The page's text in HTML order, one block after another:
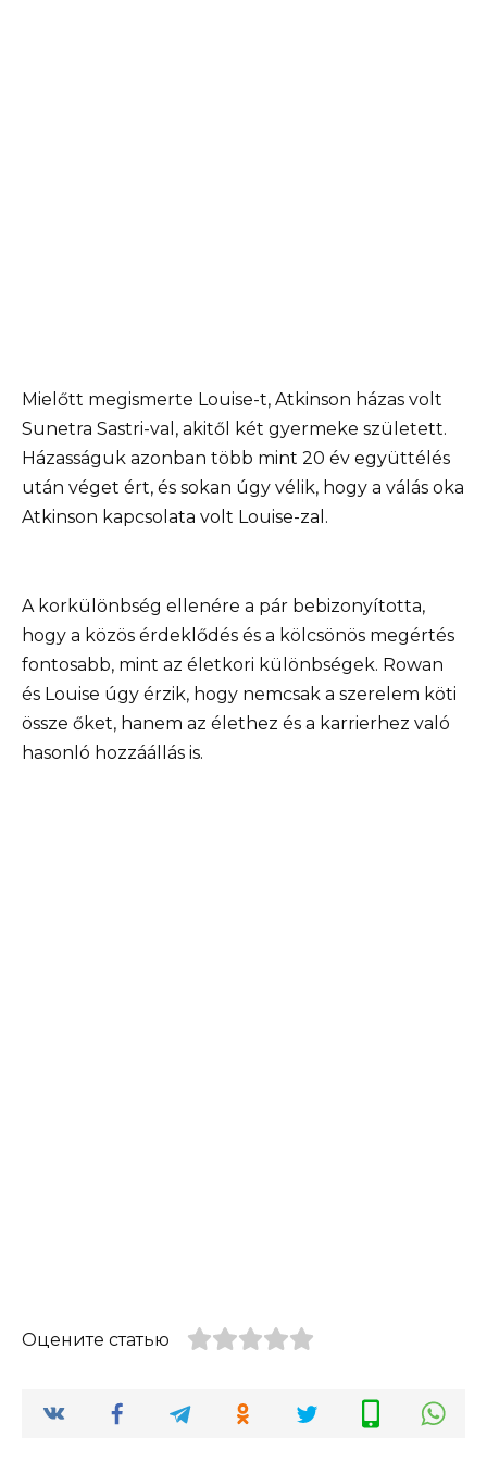
Mielőtt megismerte Louise-t, Atkinson házas volt
Sunetra Sastri-val, akitől két gyermeke született.
Házasságuk azonban több mint 20 év együttélés
után véget ért, és sokan úgy vélik, hogy a válás oka
Atkinson kapcsolata volt Louise-zal.
A korkülönbség ellenére a pár bebizonyította,
hogy a közös érdeklődés és a kölcsönös megértés
fontosabb, mint az életkori különbségek. Rowan
és Louise úgy érzik, hogy nemcsak a szerelem köti
össze őket, hanem az élethez és a karrierhez való
hasonló hozzáállás is.
Оцените статью